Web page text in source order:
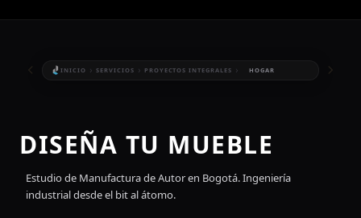
INICIO › SERVICIOS › PROYECTOS INTEGRALES › HOGAR
DISEÑA TU MUEBLE
Estudio de Manufactura de Autor en Bogotá.Ingeniería
industrial desde el bit al átomo.